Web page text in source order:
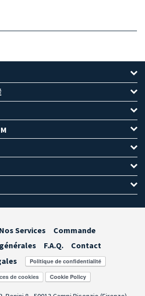
Nos Services
Commande
F.A.Q.
Contact
de cookies